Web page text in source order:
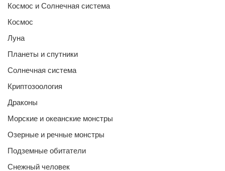
Космос и Солнечная система
Космос
Луна
Планеты и спутники
Солнечная система
Криптозоология
Драконы
Морские и океанские монстры
Озерные и речные монстры
Подземные обитатели
Снежный человек